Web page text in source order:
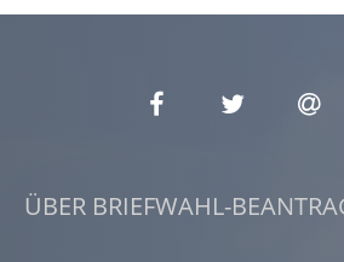
ÜBER BRIEFWAHL-